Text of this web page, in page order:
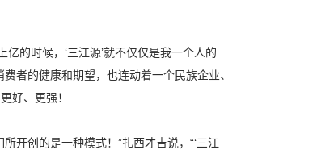
的时候，‘三江源’就不仅仅是我一个人的
者的健康和期望，也连动着一个民族企业、
好、更强！
开创的是一种模式！”扎西才吉说，“‘三江